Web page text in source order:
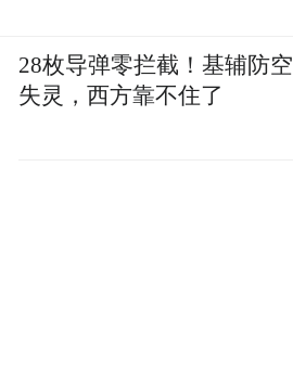
28枚导弹零拦截！基辅防空
失灵，西方靠不住了